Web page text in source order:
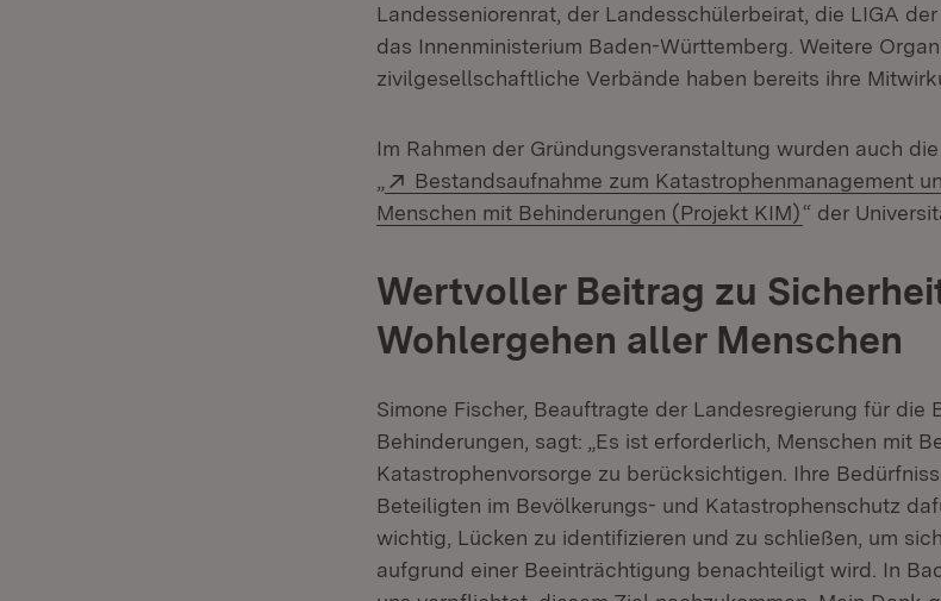
Landesseniorenrat, der Landesschülerbeirat, die LIGA
das Innenministerium Baden-Württemberg. Weitere
zivilgesellschaftliche Verbände haben bereits ihre
Im Rahmen der Gründungsveranstaltung wurden auch
Extern:
Bestandsaufnahme zum Katastrophenmanagement
Menschen mit Behinderungen (Projekt KIM)(Öffnet in
“ der
Wertvoller Beitrag zu
Wohlergehen aller Menschen
Simone Fischer, Beauftragte der Landesregierung für die
Behinderungen, sagt: „Es ist erforderlich, Menschen mit
Katastrophenvorsorge zu berücksichtigen. Ihre
Beteiligten im Bevölkerungs- und Katastrophenschutz
wichtig, Lücken zu identifizieren und zu schließen, um
aufgrund einer Beeinträchtigung benachteiligt wird. In